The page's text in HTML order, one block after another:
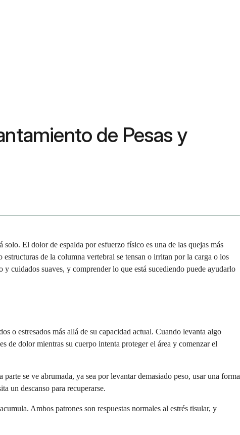
de Pesas y
El dolor de espalda por esfuerzo físico es una de las quejas más
de la columna vertebral se tensan o irritan por la carga o los
cuidados suaves, y comprender lo que está sucediendo puede ayudarlo
o estresados más allá de su capacidad actual. Cuando levanta algo
de dolor mientras su cuerpo intenta proteger el área y comenzar el
se ve abrumada, ya sea por levantar demasiado peso, usar una forma
un descanso para recuperarse.
Ambos patrones son respuestas normales al estrés tisular, y